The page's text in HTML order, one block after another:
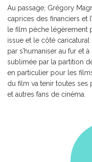
Au passage, Grégory
caprices des financiers et
le film pèche légèrement
issue et le côté
par s’humaniser au fur et
sublimée par la partition
en particulier pour les
du film va tenir toutes ses
et autres fans de cinéma.